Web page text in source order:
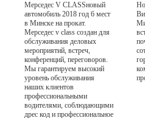
Мерседес V CLASSновый
автомобиль 2018 год 6 мест
в Минске на прокат.
Мерседес v class создан для
обслуживания деловых
мероприятий, встреч,
конференций, переговоров.
Мы гарантируем высокий
уровень обслуживания
наших клиентов
профессиональными
водителями, соблюдающими
дрес код и профессиональное